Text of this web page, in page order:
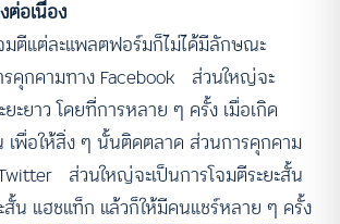
ต่อเนื่อง
มตีแต่ละแพลตฟอร์มก็ไม่ได้มีลักษณะ
คุกคามทาง Facebook ส่วนใหญ่จะ
ยะยาว โดยที่การหลาย ๆ ครั้ง เมื่อเกิด
เพื่อให้สิ่ง ๆ นั้นติดตลาด ส่วนการคุกคาม
ส่วนใหญ่จะเป็นการโจมตีระยะสั้น
สั้น แฮชแท็ก แล้วก็ให้มีคนแชร์หลาย ๆ ครั้ง